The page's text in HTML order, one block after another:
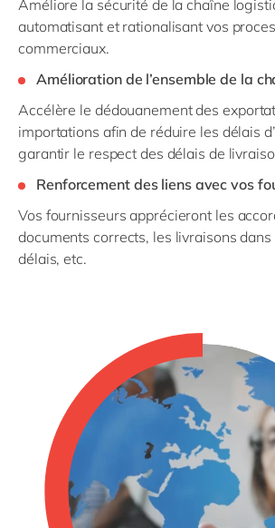
Améliore la sécurité de la chaîne
automatisant et rationalisant vos
commerciaux.
Amélioration de l’ensemble de la
Accélère le dédouanement des
importations afin de réduire les délais
garantir le respect des délais de
Renforcement des liens avec vos
Vos fournisseurs apprécieront les
documents corrects, les livraisons
délais, etc.